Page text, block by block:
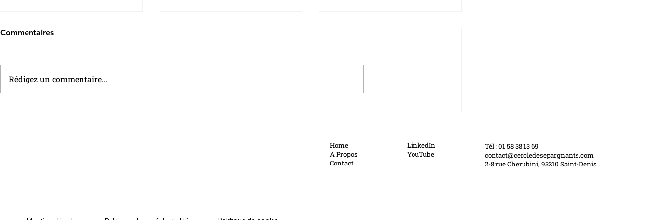
Le Chiffre du mois : 2%
Commentaires
Rédigez un commentaire...
Tél : 01 58 38 13 69
contact@cercledesepargnants.com
2-8 rue Cherubini, 93210 Saint-Denis
Home
A Propos
Contact
LinkedIn
YouTube